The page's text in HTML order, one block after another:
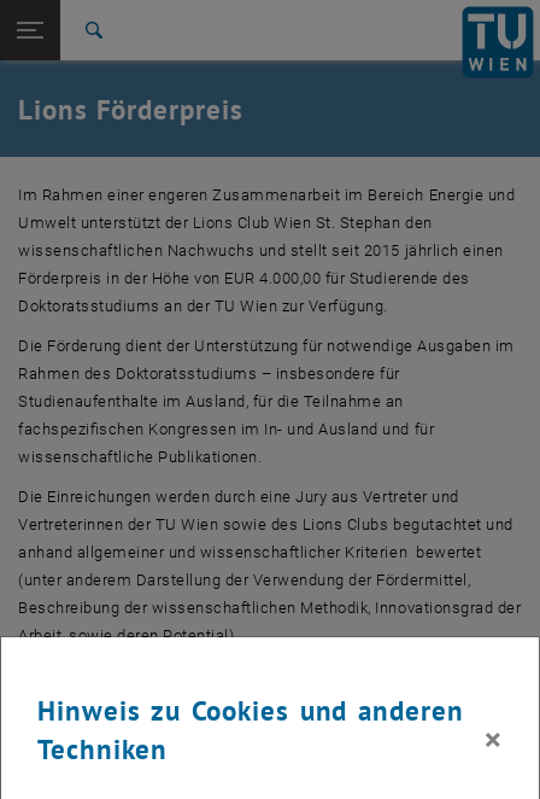
TU Login
Quicklinks
Quicklinks-Menü umschalten
Studium
Karriere
Zurück: Subseiten von Preise auflisten
Zurück zur letzten Ebene:
Preise
Lions Förderpreis
Lions Förderpreis 2025
Lions Förderpreis 2024
Lions Förderpreis 2022
Lions Förderpreis 2021
Lions Förderpreis 2020
Lions Förderpreis 2019
Lions Förderpreis 2018
Lions Förderpreis 2017
Lions Förderpreis 2016
Lions Förderpreis 2015
Lions Förderpreis
Im Rahmen einer engeren Zusammenarbeit im Bereich Energie und
Umwelt unterstützt der Lions ClubWien St. Stephan den
wissenschaftlichen Nachwuchs und stellt seit 2015 jährlich einen
Förderpreis in der Höhe von EUR 4.000,00 für Studierende des
Doktoratsstudiums an der TU Wien zur Verfügung.
Die Förderung dient der Unterstützung für notwendige Ausgaben im
Rahmen des Doktoratsstudiums – insbesondere für
Studienaufenthalte im Ausland, für die Teilnahme an
fachspezifischen Kongressen im In- und Ausland und für
wissenschaftliche Publikationen.
Die Einreichungen werden durch eineJury aus Vertreter und
Vertreterinnen der TU Wien sowie des Lions Clubs begutachtet und
anhand allgemeiner und wissenschaftlicher Kriterien bewertet
(unter anderem Darstellung der Verwendung der Fördermittel,
Beschreibung der wissenschaftlichen Methodik, Innovationsgrad der
Arbeit, sowie deren Potential).
Lions Förderpreis 2026
Die Einreichfrist für den
ist abgelaufen, die
Bewerbungen befinden sich derzeit in der Begutachtungsphase. Die
Hinweis zu Cookies und anderen
Techniken
×